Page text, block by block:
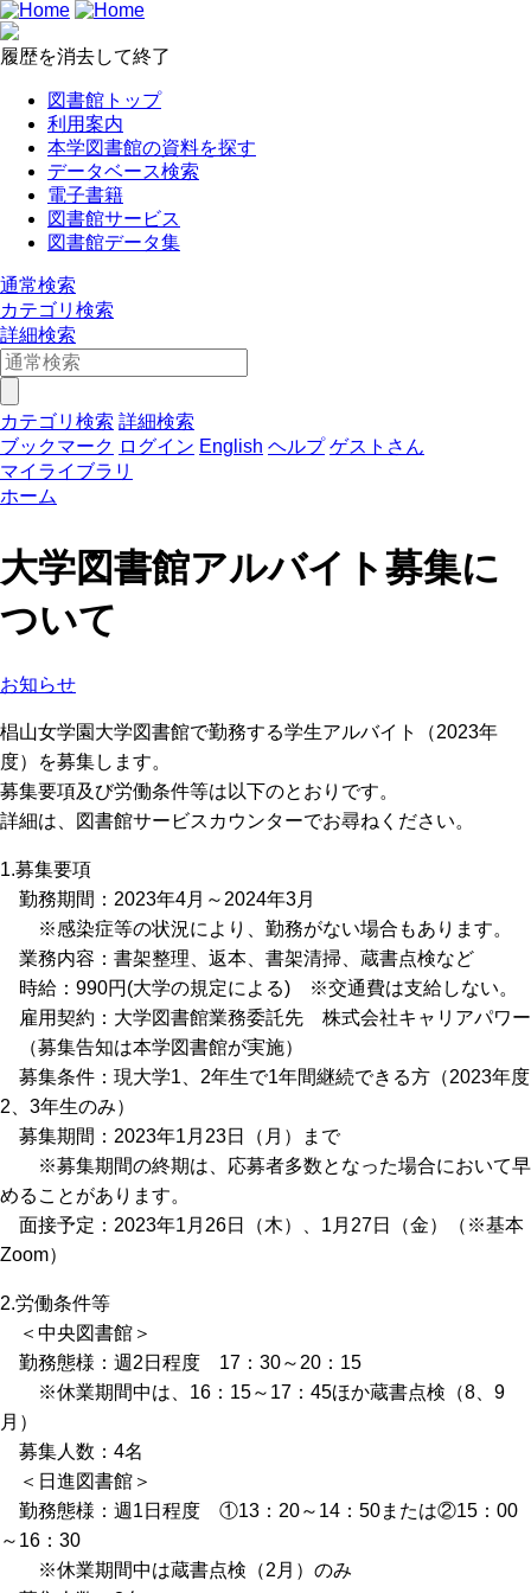
履歴を消去して終了
図書館トップ
利用案内
本学図書館の資料を探す
データベース検索
電子書籍
図書館サービス
図書館データ集
通常検索
カテゴリ検索
詳細検索
カテゴリ検索 詳細検索
ブックマーク ログイン English ヘルプ ゲストさん
マイライブラリ
ホーム
大学図書館アルバイト募集に
ついて
お知らせ
椙山女学園大学図書館で勤務する学生アルバイト（2023年
度）を募集します。
募集要項及び労働条件等は以下のとおりです。
詳細は、図書館サービスカウンターでお尋ねください。
1.募集要項
勤務期間：2023年4月～2024年3月
※感染症等の状況により、勤務がない場合もあります。
業務内容：書架整理、返本、書架清掃、蔵書点検など
時給：990円(大学の規定による) ※交通費は支給しない。
雇用契約：大学図書館業務委託先 株式会社キャリアパワー
（募集告知は本学図書館が実施）
募集条件：現大学1、2年生で1年間継続できる方（2023年度
2、3年生のみ）
募集期間：2023年1月23日（月）まで
※募集期間の終期は、応募者多数となった場合において早
めることがあります。
面接予定：2023年1月26日（木）、1月27日（金）（※基本
Zoom）
2.労働条件等
＜中央図書館＞
勤務態様：週2日程度 17：30～20：15
※休業期間中は、16：15～17：45ほか蔵書点検（8、9
月）
募集人数：4名
＜日進図書館＞
勤務態様：週1日程度 ①13：20～14：50または②15：00
～16：30
※休業期間中は蔵書点検（2月）のみ